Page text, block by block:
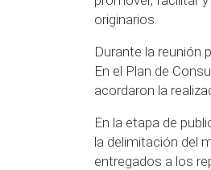
originarios.
Durante la reunión
En el Plan de
acordaron la
En la etapa de
la delimitación del
entregados a los